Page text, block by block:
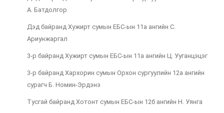
А. Батдолгор
Дэд байранд Хужирт сумын ЕБС-ын 11а ангийн С.
Ариунжаргал
3-р байранд Хужирт сумын ЕБС-ын 11а ангийн Ц. Ууганцэцэг
3-р байранд Хархорин сумын Орхон сургуулийн 12а ангийн
сурагч Б. Номин-Эрдэнэ
Тусгай байранд Хотонт сумын ЕБС-ын 12б ангийн Н. Уянга